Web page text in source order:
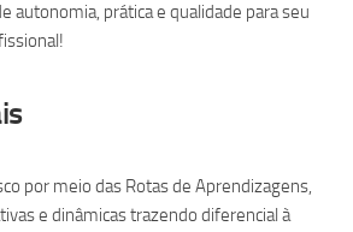
autonomia, prática e qualidade para seu
por meio das Rotas de Aprendizagens,
e dinâmicas trazendo diferencial à